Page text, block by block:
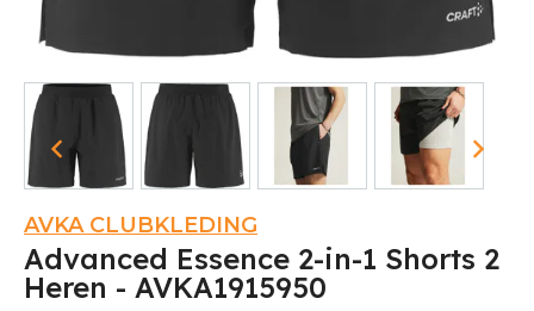
AVKA CLUBKLEDING
Advanced Essence 2-in-1 Shorts 2
Heren - AVKA1915950